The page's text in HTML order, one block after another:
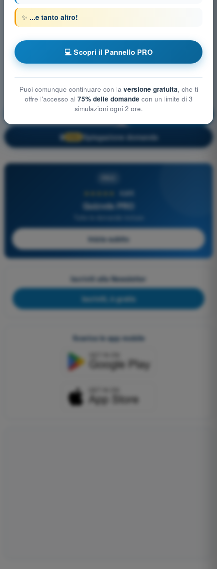
Procedure operative
🔒 Spiegazione domanda
4,6/5
Quizvds PRO
Inizia subito
Iscriviti alla Newsletter
Iscriviti, è gratis
Scarica le app mobile
✨ ...e tanto altro!
💻 Scopri il Pannello PRO
Puoi comunque continuare con la versione gratuita, che ti
offre l'accesso al 75% delle domande con un limite di 3
simulazioni ogni 2 ore.